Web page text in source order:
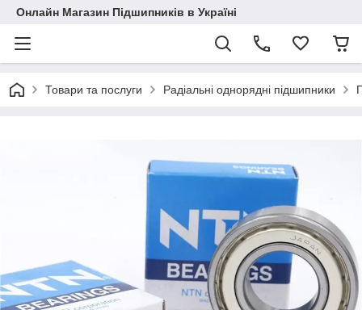
Онлайн Магазин Підшипників в Україні
Товари та послуги Радіальні однорядні підшипники